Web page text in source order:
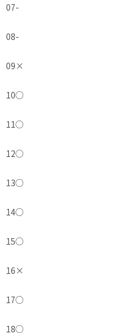
07-
08-
09×
10○
11○
12○
13○
14○
15○
16×
17○
18○